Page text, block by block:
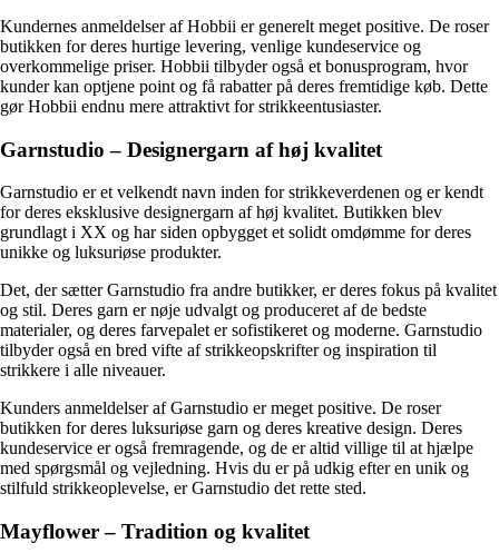
Kundernes anmeldelser af Hobbii er generelt meget positive. De roser
butikken for deres hurtige levering, venlige kundeservice og
overkommelige priser. Hobbii tilbyder også et bonusprogram, hvor
kunder kan optjene point og få rabatter på deres fremtidige køb. Dette
gør Hobbii endnu mere attraktivt for strikkeentusiaster.
Garnstudio – Designergarn af høj kvalitet
Garnstudio er et velkendt navn inden for strikkeverdenen og er kendt
for deres eksklusive designergarn af høj kvalitet. Butikken blev
grundlagt i XX og har siden opbygget et solidt omdømme for deres
unikke og luksuriøse produkter.
Det, der sætter Garnstudio fra andre butikker, er deres fokus på kvalitet
og stil. Deres garn er nøje udvalgt og produceret af de bedste
materialer, og deres farvepalet er sofistikeret og moderne. Garnstudio
tilbyder også en bred vifte af strikkeopskrifter og inspiration til
strikkere i alle niveauer.
Kunders anmeldelser af Garnstudio er meget positive. De roser
butikken for deres luksuriøse garn og deres kreative design. Deres
kundeservice er også fremragende, og de er altid villige til at hjælpe
med spørgsmål og vejledning. Hvis du er på udkig efter en unik og
stilfuld strikkeoplevelse, er Garnstudio det rette sted.
Mayflower – Tradition og kvalitet